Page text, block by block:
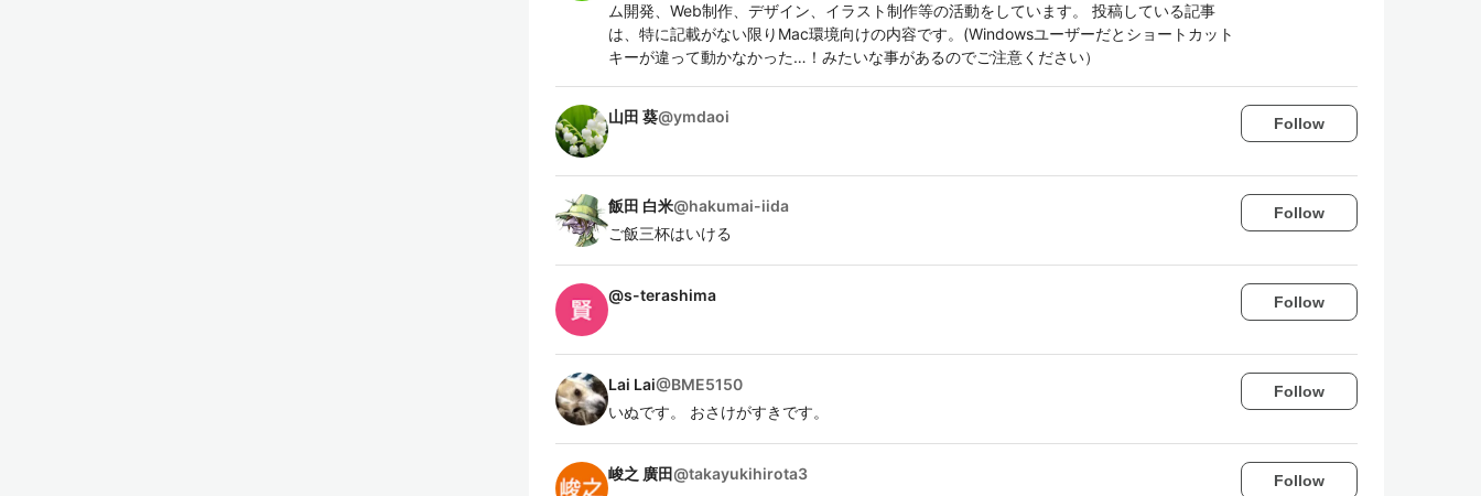
ム開発、Web制作、デザイン、イラスト制作等の活動をしています。 投稿している記事
は、特に記載がない限りMac環境向けの内容です。(Windowsユーザーだとショートカット
キーが違って動かなかった…！みたいな事があるのでご注意ください）
山田 葵@ymdaoi Follow
飯田 白米@hakumai-iida
ご飯三杯はいける
Follow
@s-terashima Follow
Lai Lai@BME5150
いぬです。 おさけがすきです。
Follow
峻之 廣田@takayukihirota3 Follow